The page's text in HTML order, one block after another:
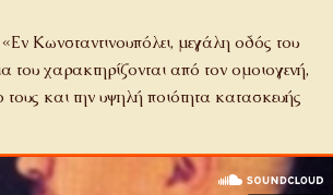
Κωνσταντινουπόλει, μεγάλη οδός του
του χαρακτηρίζονται από τον ομοιογενή,
τους και την υψηλή ποιότητα κατασκευής